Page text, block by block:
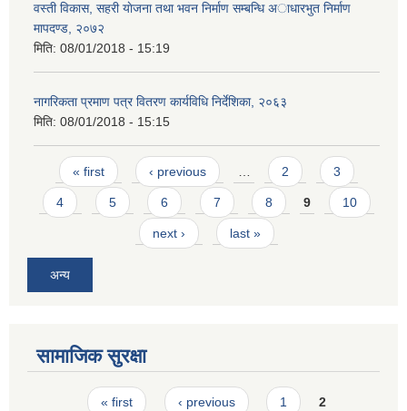
वस्ती विकास, सहरी याेजना तथा भवन निर्माण सम्बन्धि अाधारभुत निर्माण
मापदण्ड, २०७२
मिति: 08/01/2018 - 15:19
नागरिकता प्रमाण पत्र वितरण कार्यविधि निर्देशिका, २०६३
मिति: 08/01/2018 - 15:15
Pages
« first ‹ previous 2 3
4 5 6 7 8 9 10
next › last »
अन्य
सामाजिक सुरक्षा
Pages« first ‹ previous 1 2